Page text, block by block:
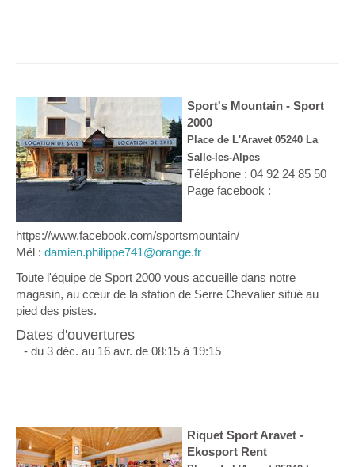
Sport's Mountain - Sport
2000
Place de L'Aravet 05240 La
Salle-les-Alpes
Téléphone : 04 92 24 85 50
Page facebook :
https://www.facebook.com/sportsmountain/
Mél : damien.philippe741@orange.fr
Toute l'équipe de Sport 2000 vous accueille dans notre
magasin, au cœur de la station de Serre Chevalier situé au
pied des pistes.
Dates d'ouvertures
- du 3 déc. au 16 avr. de 08:15 à 19:15
Riquet Sport Aravet -
Ekosport Rent